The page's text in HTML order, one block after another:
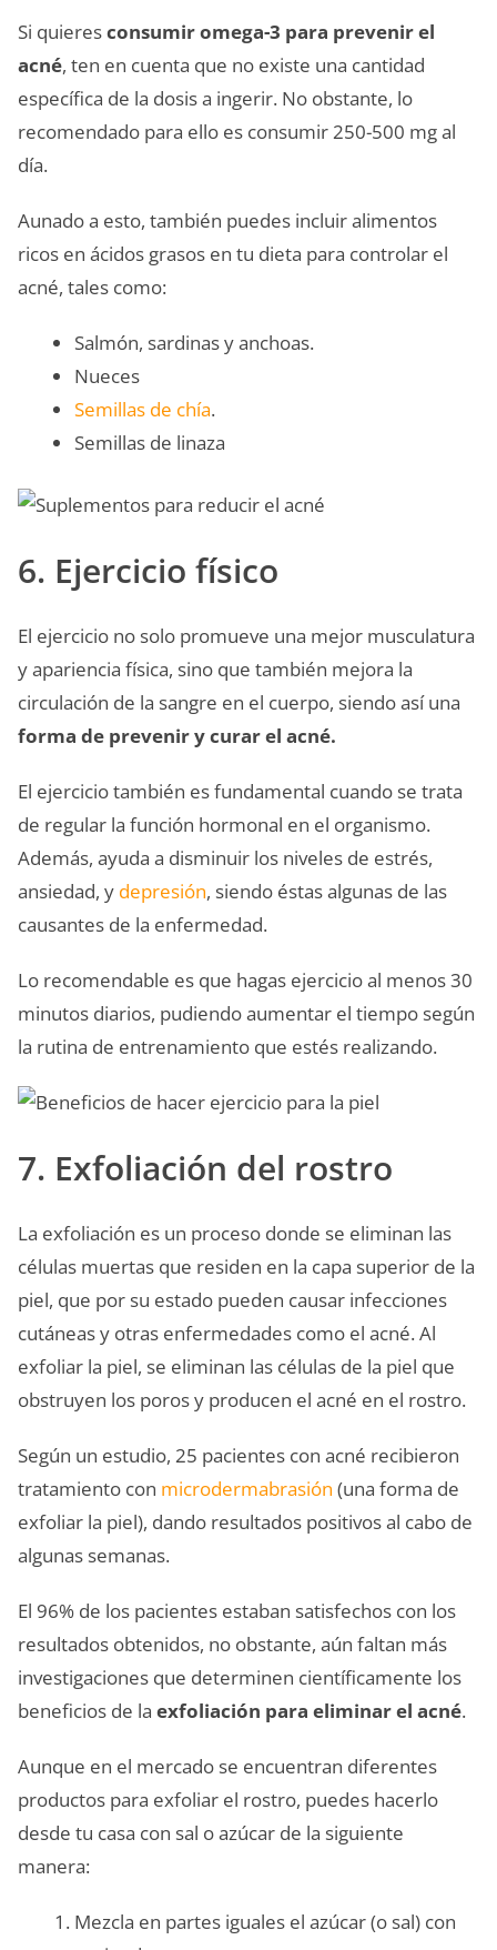
Si quieresconsumir omega-3 para prevenir el
acné, ten en cuenta que no existe una cantidad
específica de la dosis a ingerir. No obstante, lo
recomendado para ello es consumir 250-500 mg al
día.
Aunado a esto, también puedes incluir alimentos
ricos en ácidos grasos en tu dieta para controlar el
acné, tales como:
Salmón, sardinas y anchoas.
Nueces
Semillas de chía.
Semillas de linaza
6. Ejercicio físico
El ejercicio no solo promueve una mejor musculatura
y apariencia física, sino que también mejora la
circulación de la sangre en el cuerpo, siendo así una
forma de prevenir y curar el acné.
El ejercicio también es fundamental cuando se trata
de regular la función hormonal en el organismo.
Además, ayuda a disminuir los niveles de estrés,
ansiedad, y depresión, siendo éstas algunas de las
causantes de la enfermedad.
Lo recomendable es que hagas ejercicio al menos 30
minutos diarios, pudiendo aumentar el tiempo según
la rutina de entrenamiento que estés realizando.
7. Exfoliación del rostro
La exfoliación es un proceso donde se eliminan las
células muertas que residen en la capa superior de la
piel, que por su estado pueden causar infecciones
cutáneas y otras enfermedades como el acné. Al
exfoliar la piel, se eliminan las células de la piel que
obstruyen los poros y producen el acné en el rostro.
Según un estudio, 25 pacientes con acné recibieron
tratamiento con microdermabrasión (una forma de
exfoliar la piel), dando resultados positivos al cabo de
algunas semanas.
El 96% de los pacientes estaban satisfechos con los
resultados obtenidos, no obstante, aún faltan más
investigaciones que determinen científicamente los
beneficios de la exfoliación para eliminar el acné.
Aunque en el mercado se encuentran diferentes
productos para exfoliar el rostro, puedes hacerlo
desde tu casa con sal o azúcar de la siguiente
manera:
Mezcla en partes iguales el azúcar (o sal) con